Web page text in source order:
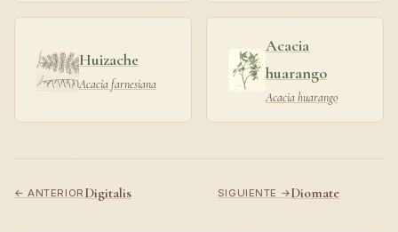
Huizache
Acacia farnesiana
Acacia
huarango
Acacia huarango
← ANTERIORDigitalis SIGUIENTE →Diomate